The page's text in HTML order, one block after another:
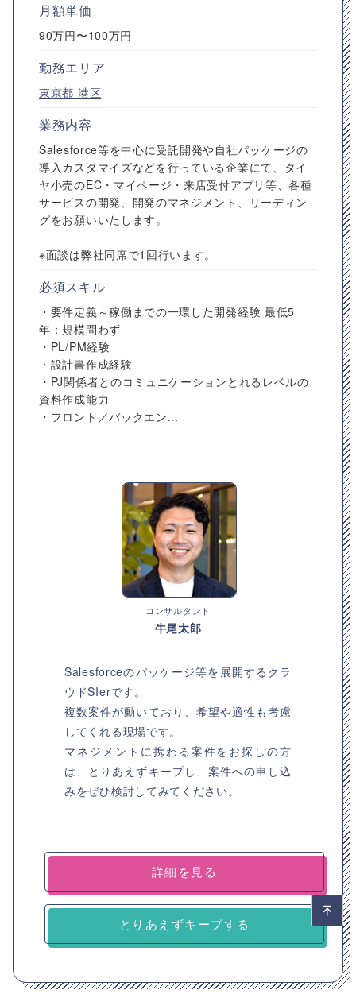
月額単価
90万円〜100万円
勤務エリア
東京都 港区
業務内容
Salesforce等を中心に受託開発や自社パッケージの
導入カスタマイズなどを行っている企業にて、タイ
ヤ小売のEC・マイページ・来店受付アプリ等、各種
サービスの開発、開発のマネジメント、リーディン
グをお願いいたします。
※面談は弊社同席で1回行います。
必須スキル
・要件定義～稼働までの一環した開発経験 最低5
年：規模問わず
・PL/PM経験
・設計書作成経験
・PJ関係者とのコミュニケーションとれるレベルの
資料作成能力
・フロント／バックエン...
コンサルタント
牛尾太郎
Salesforceのパッケージ等を展開するクラ
ウドSIerです。
複数案件が動いており、希望や適性も考慮
してくれる現場です。
マネジメントに携わる案件をお探しの方
は、とりあえずキープし、案件への申し込
みをぜひ検討してみてください。
詳細を見る
とりあえずキープする